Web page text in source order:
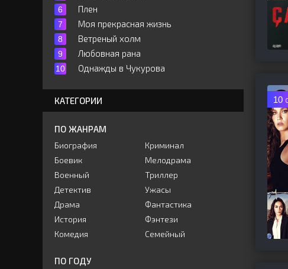
10
Плен
Моя прекрасная жизнь
Ветреный холм
Любовная рана
Однажды в Чукурова
КАТЕГОРИИ
ПО ЖАНРАМ
Биография
Боевик
Военный
Детектив
Драма
История
Комедия
Криминал
Мелодрама
Триллер
Ужасы
Фантастика
Фэнтези
Семейный
ПО ГОДУ